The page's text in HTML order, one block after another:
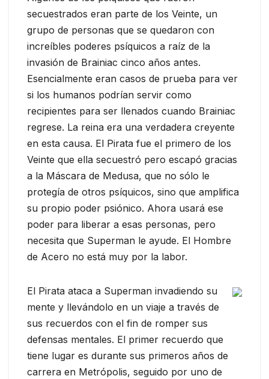
secuestrados eran parte de los Veinte, un
grupo de personas que se quedaron con
increíbles poderes psíquicos a raíz de la
invasión de Brainiac cinco años antes.
Esencialmente eran casos de prueba para ver
si los humanos podrían servir como
recipientes para ser llenados cuando Brainiac
regrese. La reina era una verdadera creyente
en esta causa. El Pirata fue el primero de los
Veinte que ella secuestró pero escapó gracias
a la Máscara de Medusa, que no sólo le
protegía de otros psíquicos, sino que amplifica
su propio poder psiónico. Ahora usará ese
poder para liberar a esas personas, pero
necesita que Superman le ayude. El Hombre
de Acero no está muy por la labor.
El Pirata ataca a Superman invadiendo su
mente y llevándolo en un viaje a través de
sus recuerdos con el fin de romper sus
defensas mentales. El primer recuerdo que
tiene lugar es durante sus primeros años de
carrera en Metrópolis, seguido por uno de